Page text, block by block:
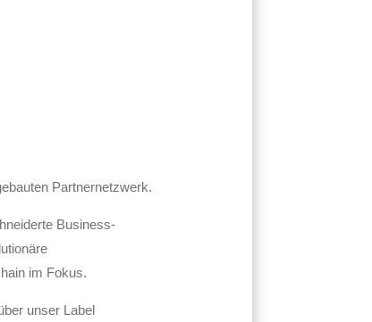
Partnernetzwerk.
Business-
im Fokus.
unser Label